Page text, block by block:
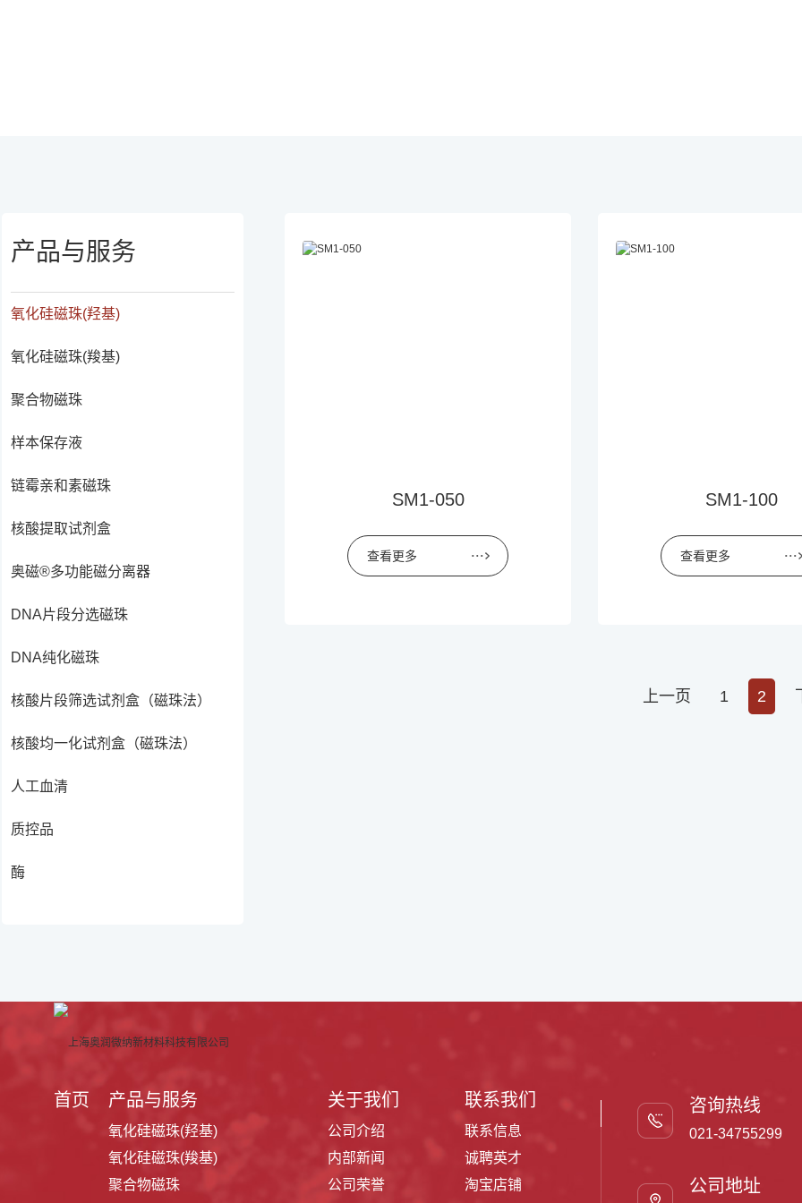
产品与服务
氧化硅磁珠(羟基)
氧化硅磁珠(羧基)
聚合物磁珠
样本保存液
链霉亲和素磁珠
核酸提取试剂盒
奥磁®多功能磁分离器
DNA片段分选磁珠
DNA纯化磁珠
核酸片段筛选试剂盒（磁珠法）
核酸均一化试剂盒（磁珠法）
人工血清
质控品
酶
SM1-050
查看更多
SM1-100
查看更多
上一页 1 2
首页 产品与服务
氧化硅磁珠(羟基)
氧化硅磁珠(羧基)
聚合物磁珠
关于我们
公司介绍
内部新闻
公司荣誉
联系我们
联系信息
诚聘英才
淘宝店铺
咨询热线
021-34755299
公司地址